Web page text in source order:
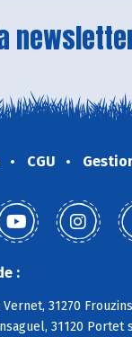
CGU
:
31270
31120 Portet